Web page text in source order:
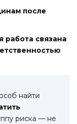
после
работа связана
найти
риска — не